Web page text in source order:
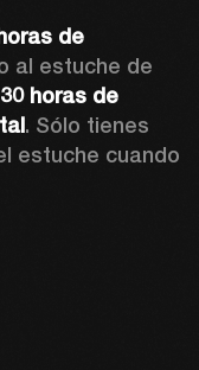
de
al estuche de
horas de
. Sólo tienes
estuche cuando